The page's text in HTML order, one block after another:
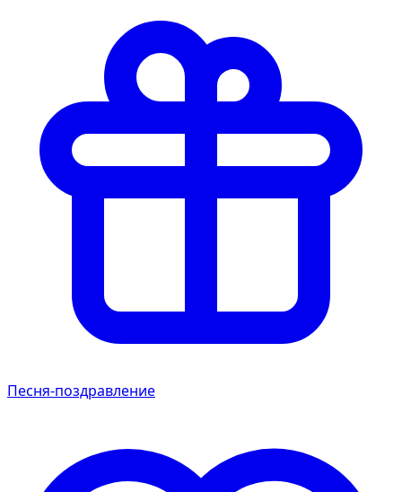
Песня-поздравление